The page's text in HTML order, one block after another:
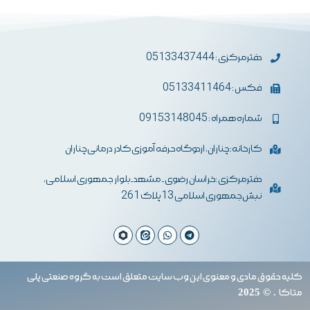
دفترمرکزی : 05133437444
فکس : 05133411464
شماره همراه : 09153148045
کارخانه: چناران، اردوگاه حرفه آموزی کادر درمانی چناران
دفترمرکزی :خراسان رضوی- مشهد-بلوار جمهوری اسلامی،
نبش جمهوری اسلامی 13 پلاک 261
کلیه حقوق مادی و معنوی این وب سایت متعلق است به گروه صنعتی پلی
متاکا . © 2025